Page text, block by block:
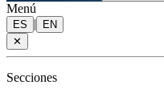
Menú
ES |
EN
✕
Secciones